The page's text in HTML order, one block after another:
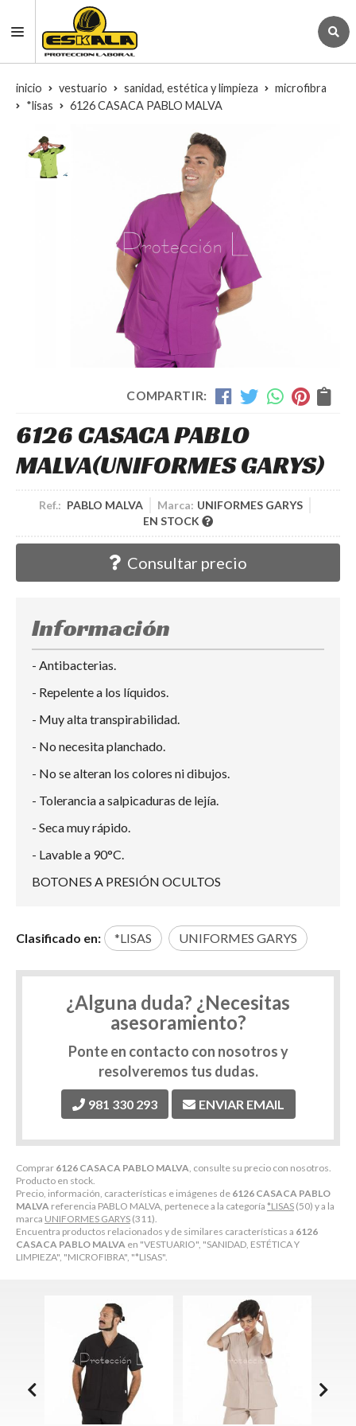
inicio vestuario sanidad, estética y limpieza
microfibra
*lisas
6126 CASACA PABLO MALVA
COMPARTIR:
6126 CASACA PABLO
MALVA(UNIFORMES GARYS)
Ref.: PABLO MALVA Marca: UNIFORMES GARYS
EN STOCK
Consultar precio
Comprar 6126 CASACA PABLO MALVA, consulte su precio con nosotros.
Producto en stock.
Precio, información, características e imágenes de 6126 CASACA PABLO
MALVA referencia PABLO MALVA, pertenece a la categoría *LISAS (50) y a la
marca UNIFORMES GARYS (311).
Encuentra productos relacionados y de similares características a 6126
CASACA PABLO MALVA en "VESTUARIO", "SANIDAD, ESTÉTICA Y
LIMPIEZA", "MICROFIBRA", "*LISAS".
Información
- Antibacterias.
- Repelente a los líquidos.
- Muy alta transpirabilidad.
- No necesita planchado.
- No se alteran los colores ni dibujos.
- Tolerancia a salpicaduras de lejía.
- Seca muy rápido.
- Lavable a 90°C.
BOTONES A PRESIÓN OCULTOS
Clasificado en: *LISAS UNIFORMES GARYS
¿Alguna duda? ¿Necesitas
asesoramiento?
Ponte en contacto con nosotros y
resolveremos tus dudas.
981 330 293 ENVIAR EMAIL